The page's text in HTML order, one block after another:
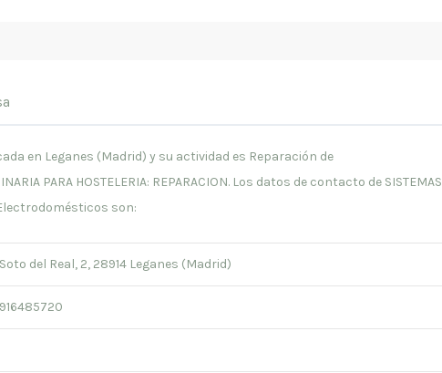
en Leganes (Madrid) y su actividad es Reparación de
PARA HOSTELERIA: REPARACION. Los datos de contacto de SISTEMAS
son:
Soto del Real, 2, 28914 Leganes (Madrid)
916485720